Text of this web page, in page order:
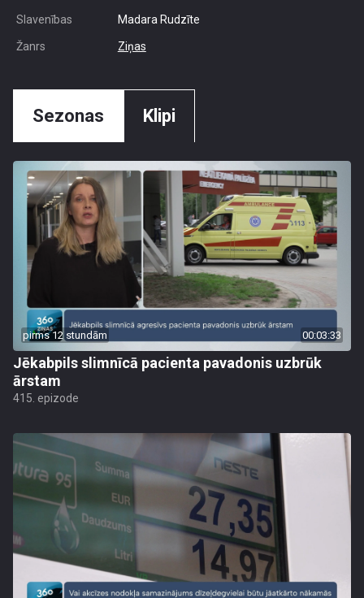
Slavenības Madara Rudzīte
Žanrs Ziņas
Sezonas Klipi
pirms 12 stundām 00:03:33
Jēkabpils slimnīcā pacienta pavadonis uzbrūk
ārstam
415. epizode